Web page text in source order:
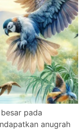
pada
anugrah